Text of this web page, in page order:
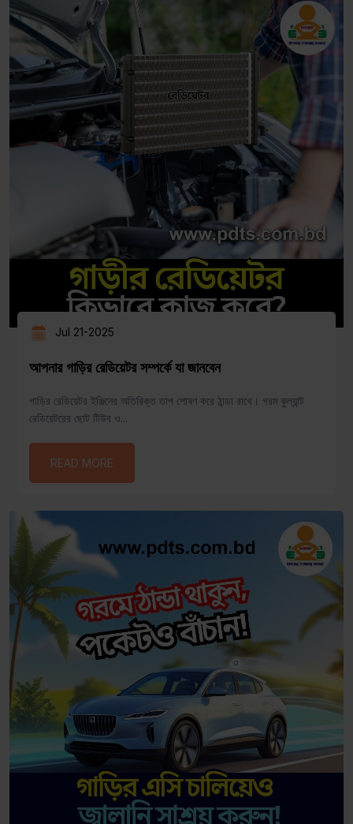
Jul 21-2025
আপনার গাড়ির রেডিয়েটর সম্পর্কে যা জানবেন
গাড়ির রেডিয়েটর ইঞ্জিনের অতিরিক্ত তাপ শোষণ করে ঠান্ডা রাখে। গরম কুল্যান্ট
রেডিয়েটরের ছোট টিউব ও...
READ MORE